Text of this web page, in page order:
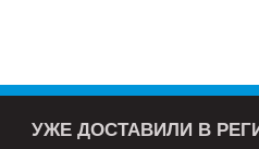
УЖЕ ДОСТАВИЛИ В